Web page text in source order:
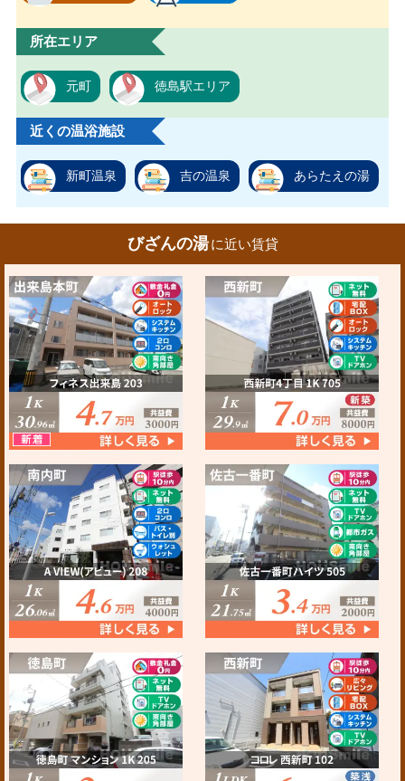
所在エリア
元町 徳島駅エリア
近くの温浴施設
新町温泉 吉の温泉 あらたえの湯
びざんの湯 に近い賃貸